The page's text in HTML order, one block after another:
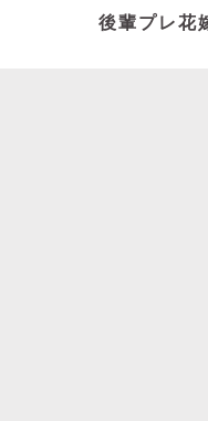
後輩プレ花